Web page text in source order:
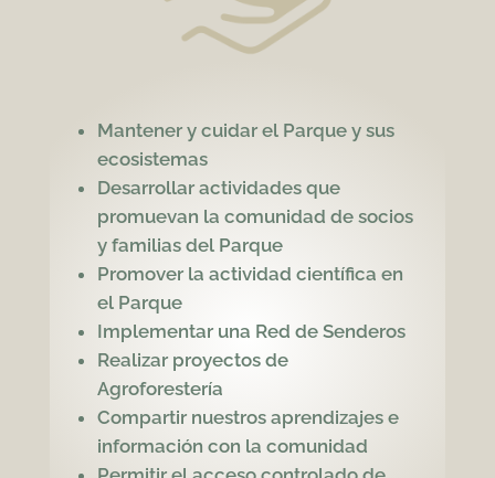
Mantener y cuidar el Parque y sus
ecosistemas
Desarrollar actividades que
promuevan la comunidad de socios
y familias del Parque
Promover la actividad científica en
el Parque
Implementar una Red de Senderos
Realizar proyectos de
Agroforestería
Compartir nuestros aprendizajes e
información con la comunidad